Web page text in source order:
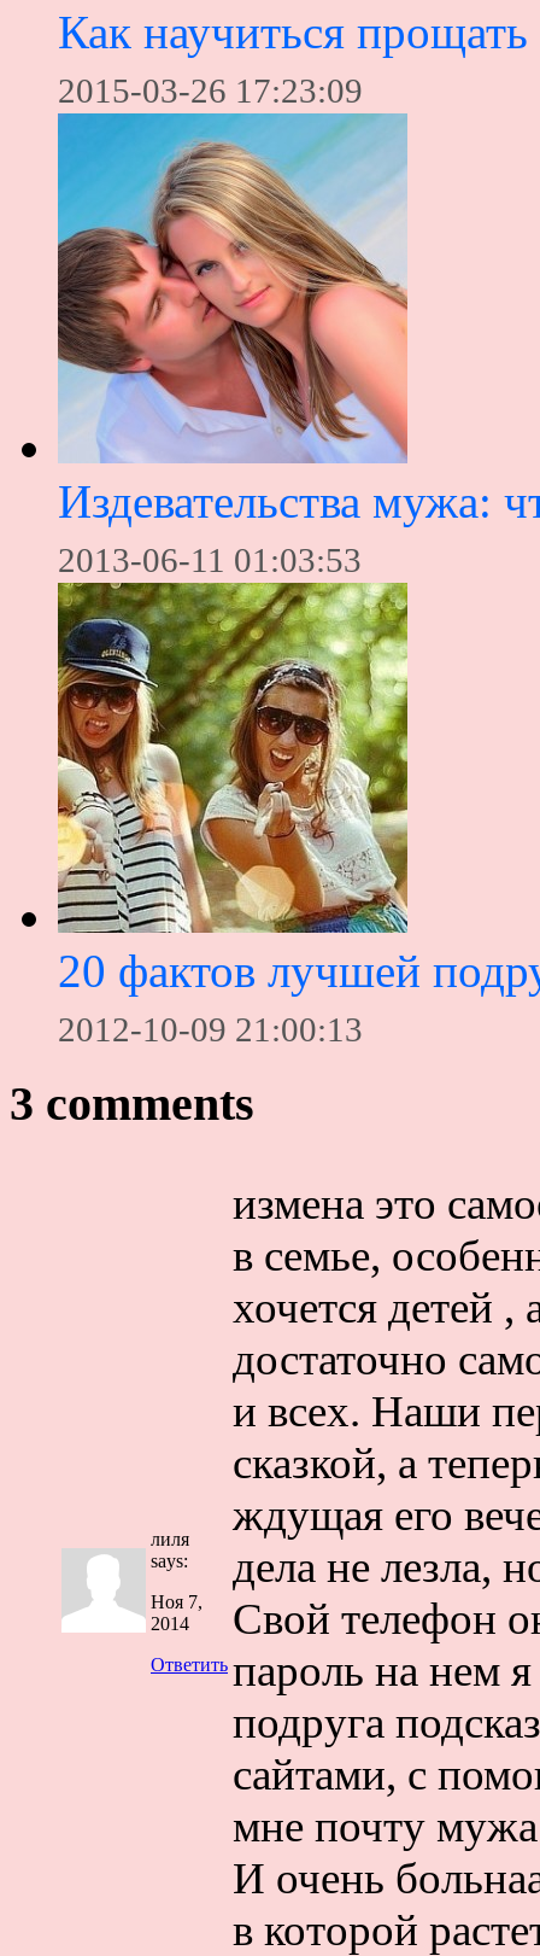
Как научиться
2015-03-26 17:23:09
Издевательства мужа:
2013-06-11 01:03:53
20 фактов лучшей
2012-10-09 21:00:13
3 comments
лиля
says:
Ноя 7,
2014
Ответить
измена это
в семье,
хочется детей
достаточно
и всех. Наши
сказкой, а
ждущая его
дела не лезла,
Свой телефон
пароль на нем
подруга
сайтами, с
мне почту мужа
И очень
в которой